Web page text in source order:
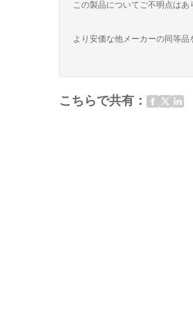
この製品についてご不明点はあ
より安価な他メーカーの同等品
こちらで共有：